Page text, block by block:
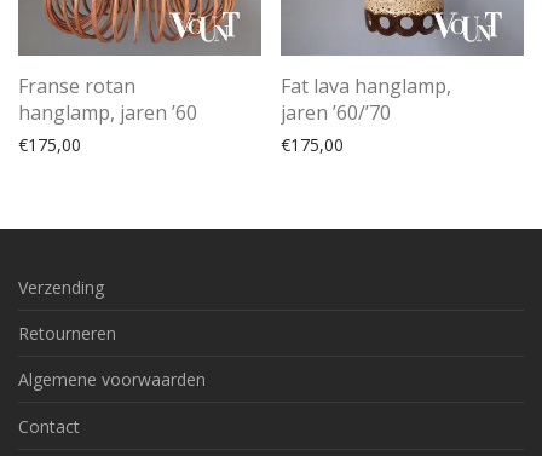
Franse rotan
hanglamp, jaren ’60
€175,00
Fat lava hanglamp,
jaren ’60/’70
€175,00
Verzending
Retourneren
Algemene voorwaarden
Contact